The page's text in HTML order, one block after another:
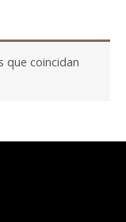
que coincidan